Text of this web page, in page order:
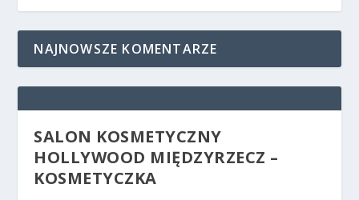
NAJNOWSZE KOMENTARZE
SALON KOSMETYCZNY
HOLLYWOOD MIĘDZYRZECZ –
KOSMETYCZKA